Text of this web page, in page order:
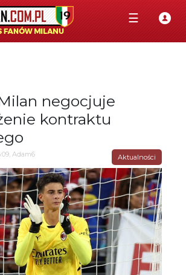
☰
negocjuje
kontraktu
Adam6 Aktualności